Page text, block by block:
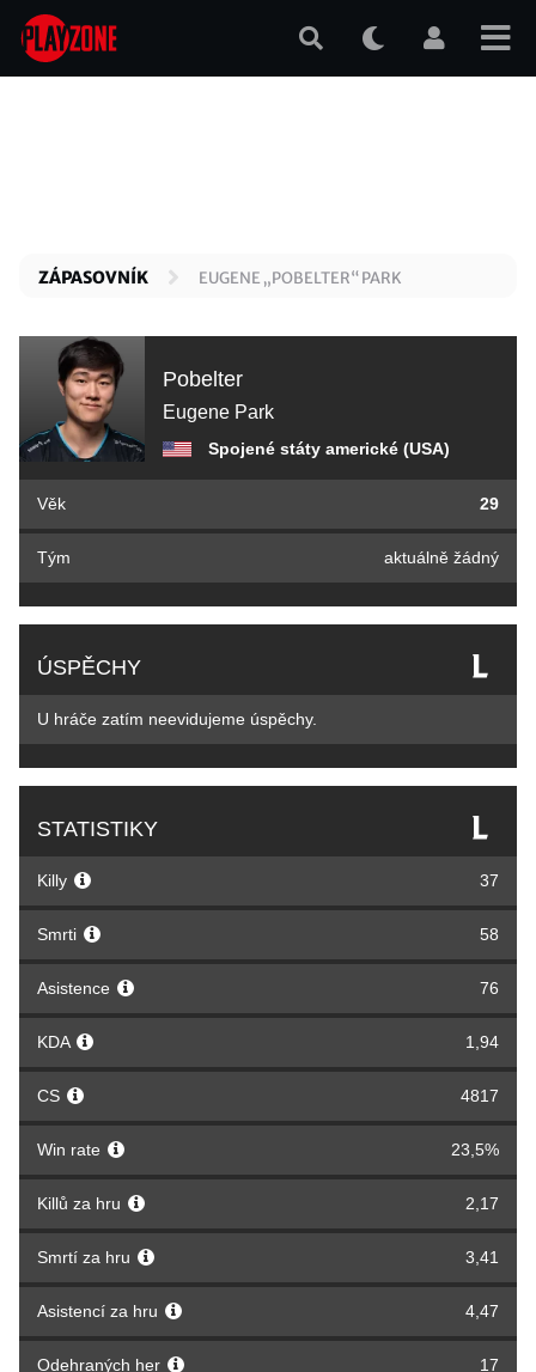
Přejít
hlavnímu
ZÁPASOVNÍK EUGENE „POBELTER“ PARK
Pobelter
Eugene Park
Spojené státy americké (USA)
Věk 29
Tým aktuálně žádný
ÚSPĚCHY
U hráče zatím neevidujeme úspěchy.
STATISTIKY
Killy 37
Smrti 58
Asistence 76
KDA 1,94
CS 4817
Win rate 23,5%
Killů za hru 2,17
Smrtí za hru 3,41
Asistencí za hru 4,47
Odehraných her 17